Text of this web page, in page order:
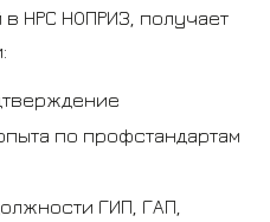
НРС НОПРИЗ, получает
по профстандартам
ГИП, ГАП,